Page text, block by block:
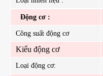
Động cơ :
Công suất động cơ
Kiểu động cơ
Loại động cơ: